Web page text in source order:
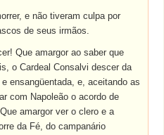
e não tiveram culpa por
de seus irmãos.
Que amargor ao saber que
o Cardeal Consalvi descer da
ensangüentada, e, aceitando as
com Napoleão o acordo de
amargor ver o clero e a
da Fé, do campanário